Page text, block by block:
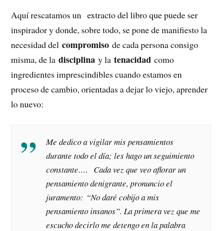
Aquí rescatamos un extracto del libro que puede ser
inspirador y donde, sobre todo, se pone de manifiesto la
necesidad delcompromiso de cada persona consigo
misma, de ladisciplina y latenacidad como
ingredientes imprescindibles cuando estamos en
proceso de cambio, orientadas a dejar lo viejo, aprender
lo nuevo:
Me dedico a vigilar mis pensamientos
durante todo el día; les hago un seguimiento
constante…. Cada vez que veo aflorar un
pensamiento denigrante, pronuncio el
juramento: “No daré cobijo a mis
pensamiento insanos”. La primera vez que me
escucho decirlo me detengo en la palabra